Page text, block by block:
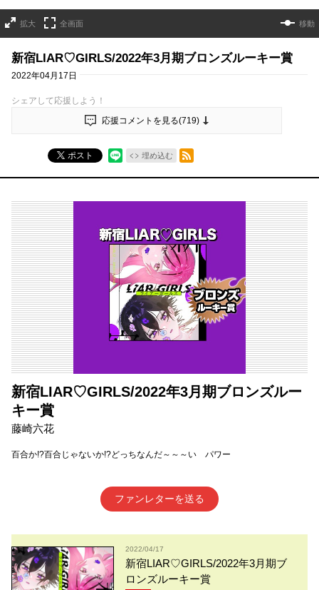
拡大 全画面 移動
新宿LIAR♡GIRLS/2022年3月期ブロンズルーキー賞
2022年04月17日
シェアして応援しよう！
応援コメントを見る(719)
ポスト 埋め込む
RSSフィード
新宿LIAR♡GIRLS/2022年3月期ブロンズルー
キー賞
藤崎六花
百合か!?百合じゃないか!?どっちなんだ～～～い パワー
ファンレターを送る
2022/04/17
新宿LIAR♡GIRLS/2022年3月期ブ
ロンズルーキー賞